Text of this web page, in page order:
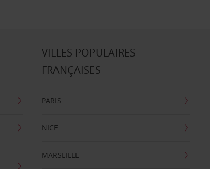
VILLES POPULAIRES
FRANÇAISES
PARIS
NICE
MARSEILLE